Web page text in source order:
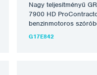
Nagy teljesítményű
7900 HD
benzinmotoros
amely alkalmas a
G17E842